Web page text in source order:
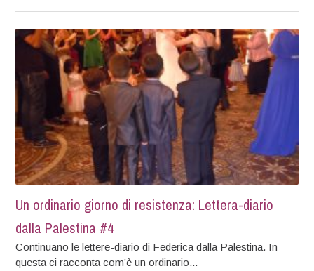
Un ordinario giorno di resistenza: Lettera-diario
dalla Palestina #4
Continuano le lettere-diario di Federica dalla Palestina. In
questa ci racconta com’è un ordinario...